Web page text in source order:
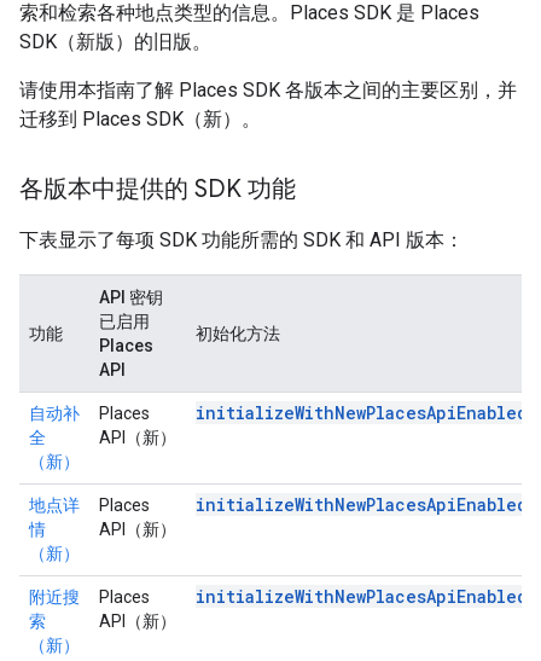
索和检索各种地点类型的信息。Places SDK 是 Places
SDK（新版）的旧版。
请使用本指南了解 Places SDK 各版本之间的主要区别，并
迁移到 Places SDK（新）。
各版本中提供的 SDK 功能
下表显示了每项 SDK 功能所需的 SDK 和 API 版本：
功能
API 密钥
已启用
Places
API
初始化方法
自动补
全
（新）
Places
API（新）
地点详
情
（新）
Places
API（新）
附近搜
索
（新）
Places
API（新）